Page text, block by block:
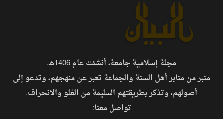
مجلة إسلامية جامعة، أنشئت عام 1406هـ.
منبر من منابر أهل السنة والجماعة تعبر عن منهجهم، وتدعو إلى
أصولهم، وتذكر بطريقتهم السليمة من الغلو والانحراف.
تواصل معنا: